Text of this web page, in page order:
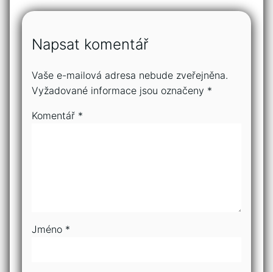
Napsat komentář
Vaše e-mailová adresa nebude zveřejněna.
Vyžadované informace jsou označeny *
Komentář *
Jméno *